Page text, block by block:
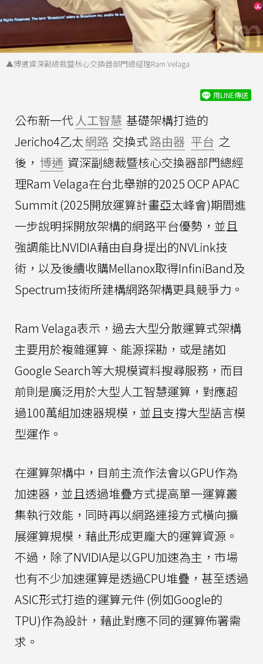
▲博通資深副總裁暨核心交換器部門總經理Ram Velaga
用LINE傳送
公布新一代 人工智慧 基礎架構打造的
Jericho4乙太網路 交換式路由器 平台 之
後， 博通 資深副總裁暨核心交換器部門總經
理Ram Velaga在台北舉辦的2025 OCP APAC
Summit (2025開放運算計畫亞太峰會)期間進
一步說明採開放架構的網路平台優勢，並且
強調能比NVIDIA藉由自身提出的NVLink技
術，以及後續收購Mellanox取得InfiniBand及
Spectrum技術所建構網路架構更具競爭力。
Ram Velaga表示，過去大型分散運算式架構
主要用於複雜運算、能源探勘，或是諸如
Google Search等大規模資料搜尋服務，而目
前則是廣泛用於大型人工智慧運算，對應超
過100萬組加速器規模，並且支撐大型語言模
型運作。
在運算架構中，目前主流作法會以GPU作為
加速器，並且透過堆疊方式提高單一運算叢
集執行效能，同時再以網路連接方式橫向擴
展運算規模，藉此形成更龐大的運算資源。
不過，除了NVIDIA是以GPU加速為主，市場
也有不少加速運算是透過CPU堆疊，甚至透過
ASIC形式打造的運算元件 (例如Google的
TPU)作為設計，藉此對應不同的運算佈署需
求。